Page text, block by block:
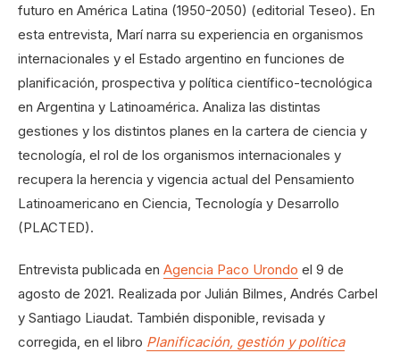
futuro en América Latina (1950-2050) (editorial Teseo). En
esta entrevista, Marí narra su experiencia en organismos
internacionales y el Estado argentino en funciones de
planificación, prospectiva y política científico-tecnológica
en Argentina y Latinoamérica. Analiza las distintas
gestiones y los distintos planes en la cartera de ciencia y
tecnología, el rol de los organismos internacionales y
recupera la herencia y vigencia actual del Pensamiento
Latinoamericano en Ciencia, Tecnología y Desarrollo
(PLACTED).
Entrevista publicada en Agencia Paco Urondo el 9 de
agosto de 2021. Realizada por Julián Bilmes, Andrés Carbel
y Santiago Liaudat. También disponible, revisada y
corregida, en el libro Planificación, gestión y política